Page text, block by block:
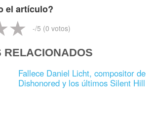
el artículo?
-/5 (0 votos)
RELACIONADOS
Fallece Daniel Licht, compositor de
Dishonored y los últimos Silent Hill